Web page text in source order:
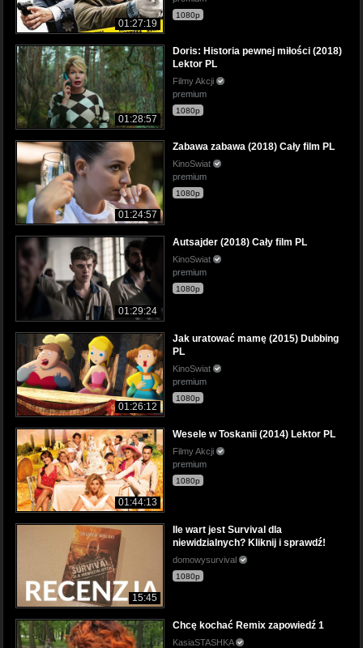
01:27:19
1080p
01:28:57
Doris: Historia pewnej miłości (2018)
Lektor PL
Filmy Akcji
premium
1080p
01:24:57
Zabawa zabawa (2018) Cały film PL
KinoSwiat
premium
1080p
01:29:24
Autsajder (2018) Cały film PL
KinoSwiat
premium
1080p
01:26:12
Jak uratować mamę (2015) Dubbing
PL
KinoSwiat
premium
1080p
01:44:13
Wesele w Toskanii (2014) Lektor PL
Filmy Akcji
premium
1080p
15:45
Ile wart jest Survival dla
niewidzialnych? Kliknij i sprawdź!
domowysurvival
1080p
Chcę kochać Remix zapowiedź 1
KasiaSTASHKA